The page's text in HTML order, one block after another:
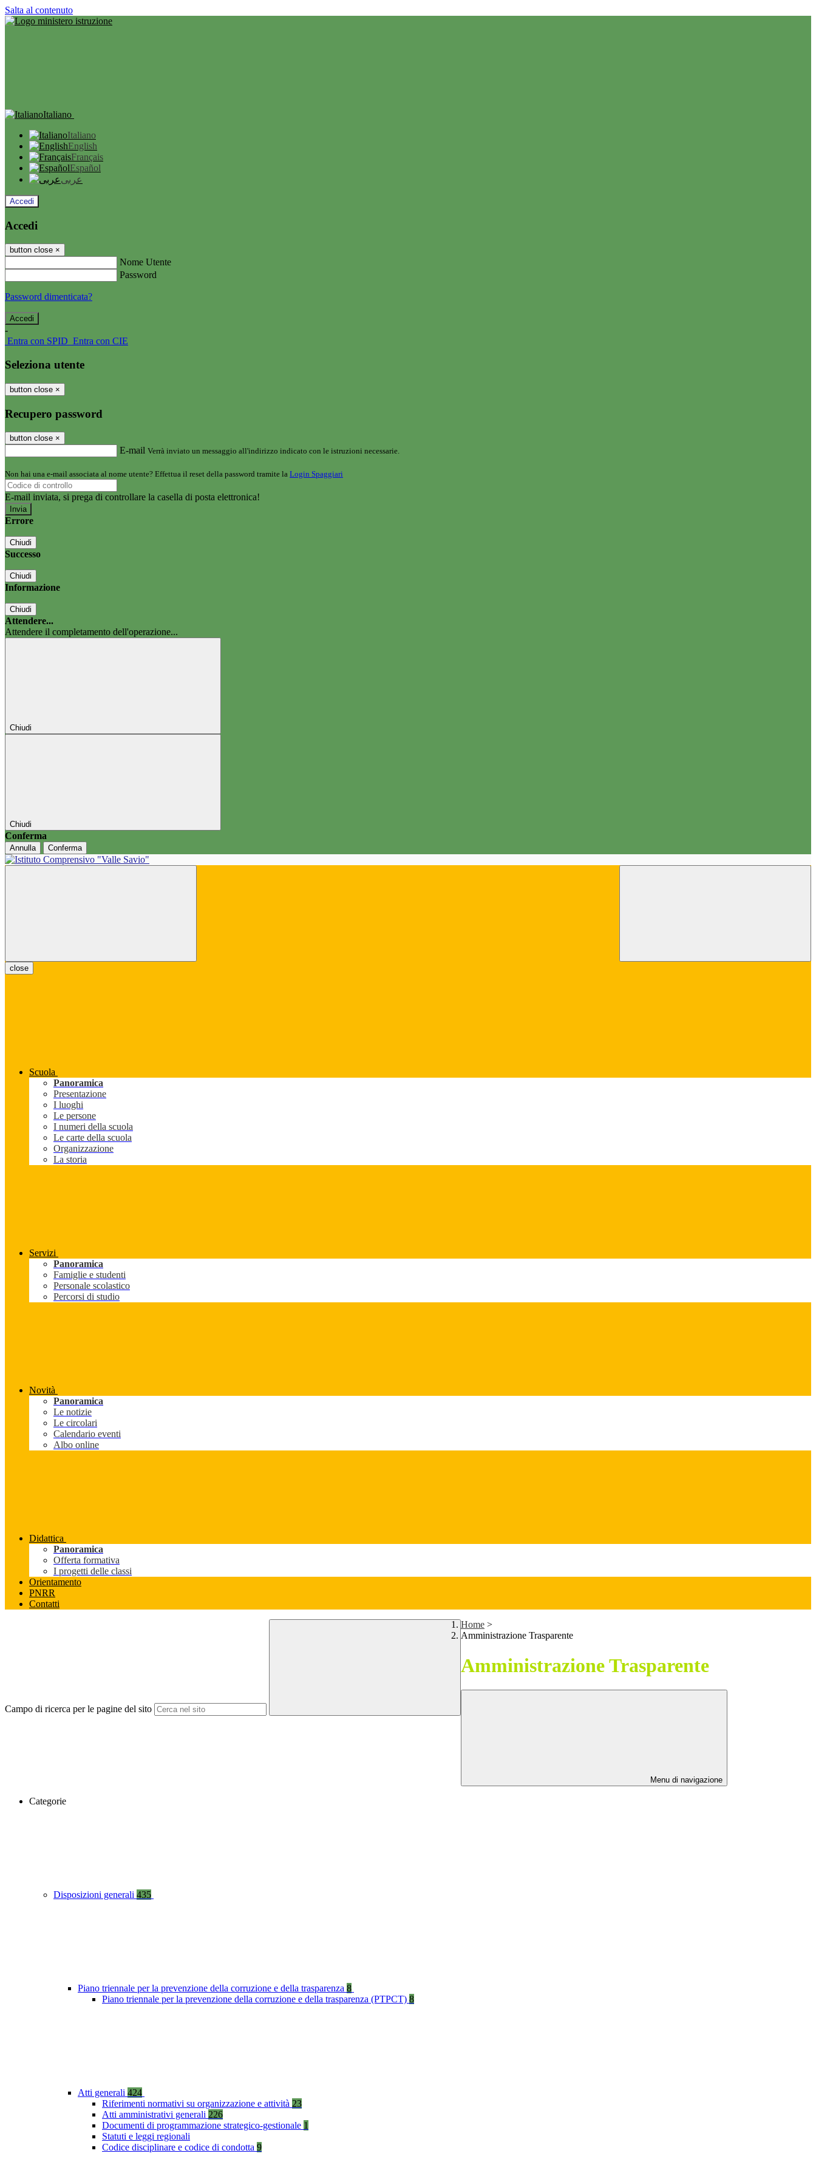
Salta al contenuto
Italiano
Italiano
English
Français
Español
عربى
Accedi
Accedi
button close ×
Nome Utente
Password
Password dimenticata?
-
Entra con SPID Entra con CIE
Seleziona utente
button close ×
Recupero password
button close ×
E-mail Verrà inviato un messaggio all'indirizzo indicato con le istruzioni necessarie.
Non hai una e-mail associata al nome utente? Effettua il reset della password tramite la Login Spaggiari
E-mail inviata, si prega di controllare la casella di posta elettronica!
Errore
Chiudi
Successo
Chiudi
Informazione
Chiudi
Attendere...
Attendere il completamento dell'operazione...
Chiudi
Chiudi
Conferma
Annulla Conferma
close
Scuola
Panoramica
Presentazione
I luoghi
Le persone
I numeri della scuola
Le carte della scuola
Organizzazione
La storia
Servizi
Panoramica
Famiglie e studenti
Personale scolastico
Percorsi di studio
Novità
Panoramica
Le notizie
Le circolari
Calendario eventi
Albo online
Didattica
Panoramica
Offerta formativa
I progetti delle classi
Orientamento
PNRR
Contatti
Campo di ricerca per le pagine del sito
Home >
Amministrazione Trasparente
Amministrazione Trasparente
Menu di navigazione
Categorie
Disposizioni generali 435
Piano triennale per la prevenzione della corruzione e della trasparenza 8
Piano triennale per la prevenzione della corruzione e della trasparenza (PTPCT) 8
Atti generali 424
Riferimenti normativi su organizzazione e attività 23
Atti amministrativi generali 226
Documenti di programmazione strategico-gestionale 1
Statuti e leggi regionali
Codice disciplinare e codice di condotta 9